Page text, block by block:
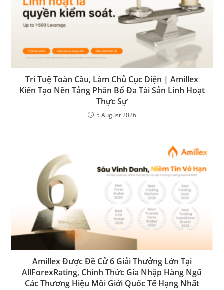
Trí Tuệ Toàn Cầu, Làm Chủ Cục Diện | Amillex
Kiến Tạo Nền Tảng Phân Bổ Đa Tài Sản Linh Hoạt
Thực Sự
5 August 2026
Amillex Được Đề Cử 6 Giải Thưởng Lớn Tại
AllForexRating, Chính Thức Gia Nhập Hàng Ngũ
Các Thương Hiệu Môi Giới Quốc Tế Hạng Nhất